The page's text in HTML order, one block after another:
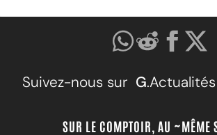
Suivez-nous sur G
SUR LE COMPTOIR, AU ~MÊME